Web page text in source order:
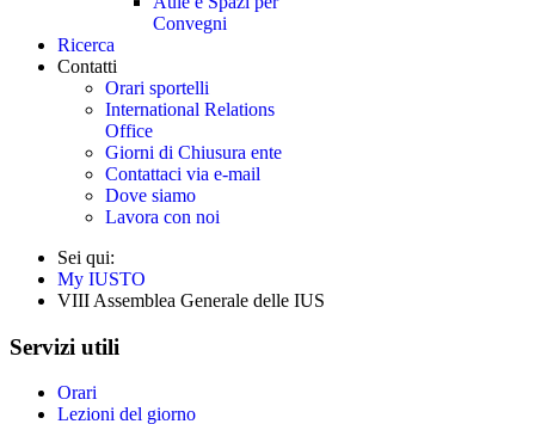
Convegni
Ricerca
Contatti
Orari sportelli
International Relations
Office
Giorni di Chiusura ente
Contattaci via e-mail
Dove siamo
Lavora con noi
Sei qui:
My IUSTO
VIII Assemblea Generale delle IUS
Servizi utili
Orari
Lezioni del giorno